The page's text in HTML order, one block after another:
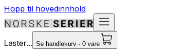
Hopp til hovedinnhold
Laster... Se handlekurv - 0 vare